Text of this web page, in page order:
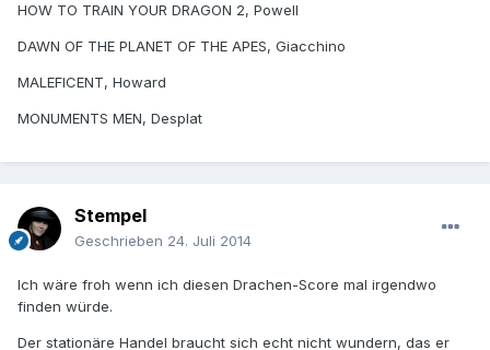
HOW TO TRAIN YOUR DRAGON 2, Powell
DAWN OF THE PLANET OF THE APES, Giacchino
MALEFICENT, Howard
MONUMENTS MEN, Desplat
Stempel
Geschrieben 24. Juli 2014
Ich wäre froh wenn ich diesen Drachen-Score mal irgendwo
finden würde.
Der stationäre Handel braucht sich echt nicht wundern, das er